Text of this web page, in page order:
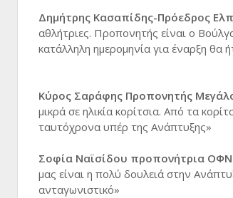
Δημήτρης Κασαπίδης-Πρόεδρος
αθλήτριες. Προπονητής είναι ο
κατάλληλη ημερομηνία για έναρξη θα
Κύρος Σαράφης Προπονητής
μικρά σε ηλικία κορίτσια. Από τα
ταυτόχρονα υπέρ της Ανάπτυξης»
Σοφία Ναϊσίδου προπονήτρια
μας είναι η πολύ δουλειά στην
ανταγωνιστικό»